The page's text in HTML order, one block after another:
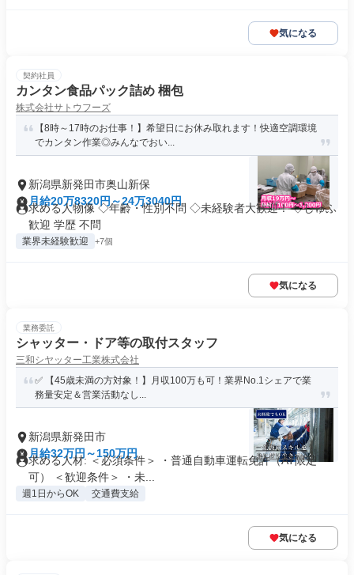
気になる
契約社員
カンタン食品パック詰め 梱包
株式会社サトウフーズ
【8時～17時のお仕事！】希望日にお休み取れます！快適空調環境
でカンタン作業◎みんなでおい...
新潟県新発田市奥山新保
月給20万8320円～24万3040円
求める人物像 ◇年齢・性別不問 ◇未経験者大歓迎！ ◇しゅふ
歓迎 学歴 不問
業界未経験歓迎 +7個
気になる
業務委託
シャッター・ドア等の取付スタッフ
三和シヤッター工業株式会社
✅ 【45歳未満の方対象！】月収100万も可！業界No.1シェアで業
務量安定＆営業活動なし...
新潟県新発田市
月給32万円～150万円
求める人材: ＜必須条件＞ ・普通自動車運転免許（AT限定
可） ＜歓迎条件＞ ・未...
週1日からOK 交通費支給
気になる